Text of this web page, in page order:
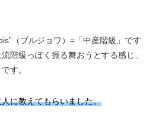
（ブルジョワ）=「中産階級」です
階級っぽく振る舞おうとする感じ」
す。
に教えてもらいました。